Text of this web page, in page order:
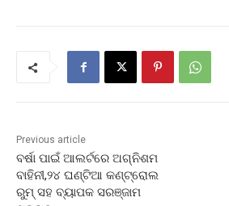
Previous article
ବର୍ଷା ପାଇଁ ଆଲର୍ଟରେ ଅଗ୍ନିଶମ
ବାହିନୀ,୨୪ ଘଣ୍ଟିଆ କଣ୍ଟ୍ରୋଲ
ରୁମ୍ ସହ ବ୍ୟାପକ ସରଞ୍ଜାମ